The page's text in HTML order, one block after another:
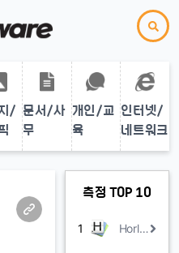
/ 문서/사
무
개인/교
육
인터넷/
네트워크
측정 TOP 10
1 Horloger x64